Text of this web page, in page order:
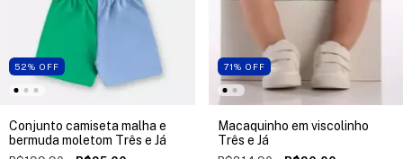
52% OFF
Conjunto camiseta malha e
bermuda moletom Três e Já
71% OFF
Macaquinho em viscolinho
Três e Já